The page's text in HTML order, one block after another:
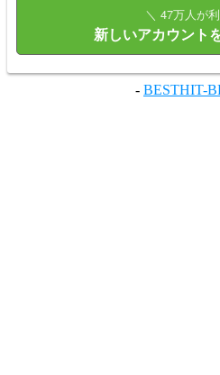
＼ 47万人が
新しいアカウント
- BESTHIT-